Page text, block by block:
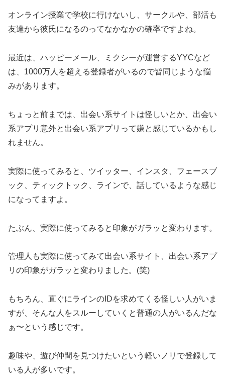
オンライン授業で学校に行けないし、サークルや、部活も
友達から彼氏になるのってなかなかの確率ですよね。
最近は、ハッピーメール、ミクシーが運営するYYCなど
は、1000万人を超える登録者がいるので皆同じような悩
みがあります。
ちょっと前までは、出会い系サイトは怪しいとか、出会い
系アプリ意外と出会い系アプリって嫌と感じているかもし
れません。
実際に使ってみると、ツイッター、インスタ、フェースブ
ック、ティックトック、ラインで、話しているような感じ
になってますよ。
たぶん、実際に使ってみると印象がガラッと変わります。
管理人も実際に使ってみて出会い系サイト、出会い系アプ
リの印象がガラッと変わりました。(笑)
もちろん、直ぐにラインのIDを求めてくる怪しい人がいま
すが、そんな人をスルーしていくと普通の人がいるんだな
ぁ〜という感じです。
趣味や、遊び仲間を見つけたいという軽いノリで登録して
いる人が多いです。